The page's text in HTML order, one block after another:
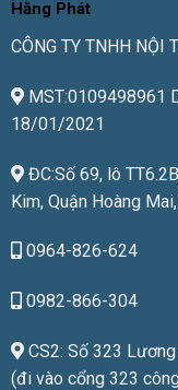
Hằng Phát
CÔNG TY TNHH NỘI
MST:0109498961
18/01/2021
ĐC:Số 69, lô
Kim, Quận Hoàng
0964-826-624
0982-866-304
CS2: Số 323 Lương
(đi vào cổng 323